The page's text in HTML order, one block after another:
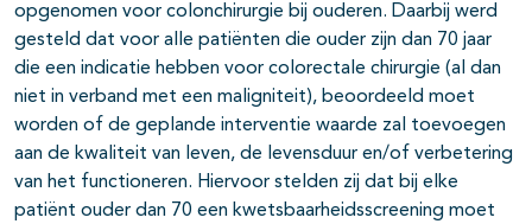
opgenomen voor colonchirurgie bij ouderen. Daarbij werd
gesteld dat voor alle patiënten die ouder zijn dan 70 jaar
die een indicatie hebben voor colorectale chirurgie (al dan
niet in verband met een maligniteit), beoordeeld moet
worden of de geplande interventie waarde zal toevoegen
aan de kwaliteit van leven, de levensduur en/of verbetering
van het functioneren. Hiervoor stelden zij dat bij elke
patiënt ouder dan 70 een kwetsbaarheidsscreening moet